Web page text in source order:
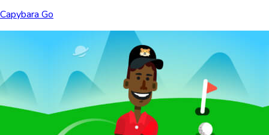
Capybara Go